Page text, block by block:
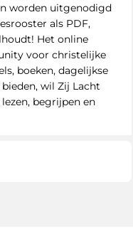
worden uitgenodigd
als PDF,
Het online
voor christelijke
boeken, dagelijkse
wil Zij Lacht
begrijpen en